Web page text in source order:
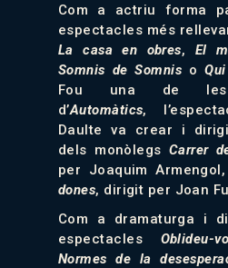
Com a actriu forma
espectacles més
La casa en obres, El
Somnis de Somnis o
Fou una de les
d’Automàtics,
Daulte va crear i
dels monòlegs Carrer
per Joaquim
dones, dirigit per Joan
Com a dramaturga i
espectacles Oblideu-
Normes de la